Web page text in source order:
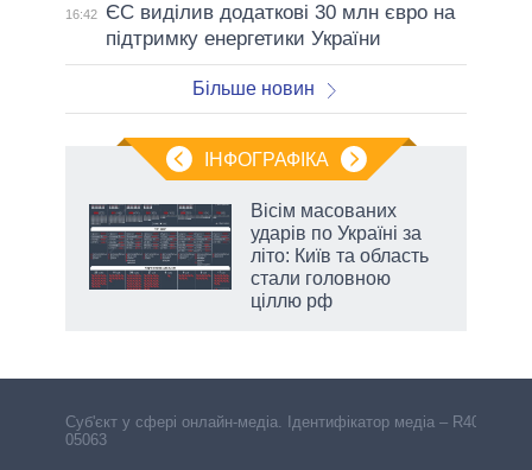
16:42
ЄС виділив додаткові 30 млн євро на
підтримку енергетики України
Більше новин
ІНФОГРАФІКА
Вісім масованих
ударів по Україні за
літо: Київ та область
стали головною
ціллю рф
Cуб'єкт у сфері онлайн-медіа. Ідентифікатор медіа – R40-
05063